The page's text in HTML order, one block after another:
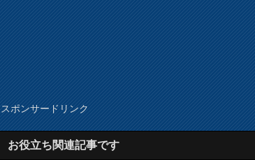
スポンサードリンク
お役立ち関連記事です